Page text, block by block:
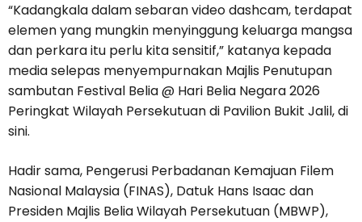
“Kadangkala dalam sebaran video dashcam, terdapat
elemen yang mungkin menyinggung keluarga mangsa
dan perkara itu perlu kita sensitif,” katanya kepada
media selepas menyempurnakan Majlis Penutupan
sambutan Festival Belia @ Hari Belia Negara 2026
Peringkat Wilayah Persekutuan di Pavilion Bukit Jalil, di
sini.
Hadir sama, Pengerusi Perbadanan Kemajuan Filem
Nasional Malaysia (FINAS), Datuk Hans Isaac dan
Presiden Majlis Belia Wilayah Persekutuan (MBWP),